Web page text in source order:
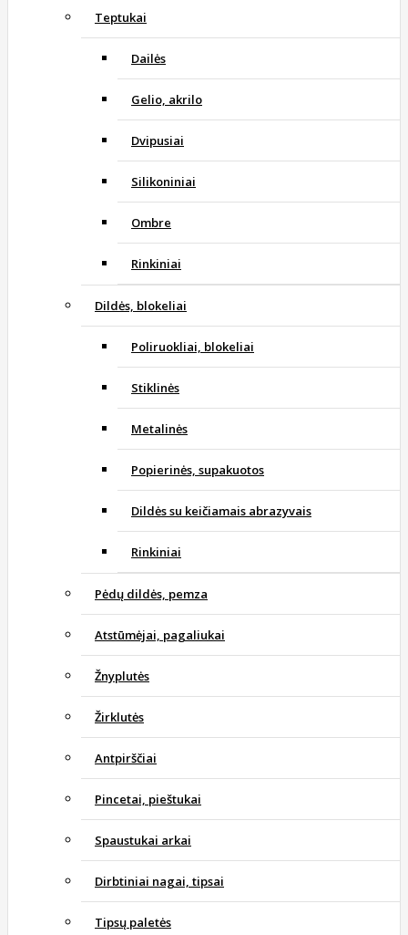
Teptukai
Dailės
Gelio, akrilo
Dvipusiai
Silikoniniai
Ombre
Rinkiniai
Dildės, blokeliai
Poliruokliai, blokeliai
Stiklinės
Metalinės
Popierinės, supakuotos
Dildės su keičiamais abrazyvais
Rinkiniai
Pėdų dildės, pemza
Atstūmėjai, pagaliukai
Žnyplutės
Žirklutės
Antpirščiai
Pincetai, pieštukai
Spaustukai arkai
Dirbtiniai nagai, tipsai
Tipsų paletės